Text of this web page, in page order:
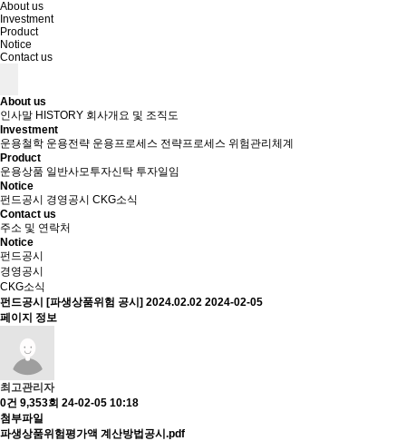
About us
Investment
Product
Notice
Contact us
About us
인사말 HISTORY 회사개요 및 조직도
Investment
운용철학 운용전략 운용프로세스 전략프로세스 위험관리체계
Product
운용상품 일반사모투자신탁 투자일임
Notice
펀드공시
경영공시 CKG소식
Contact us
주소 및 연락처
Notice
펀드공시
경영공시
CKG소식
펀드공시
[파생상품위험 공시] 2024.02.02 2024-02-05
페이지 정보
최고관리자
0건 9,353회 24-02-05 10:18
첨부파일
파생상품위험평가액 계산방법공시.pdf